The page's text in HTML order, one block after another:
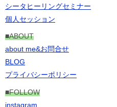
シータヒーリングセミナー
個人セッション
■ABOUT
about me&お問合せ
BLOG
プライバシーポリシー
■FOLLOW
instagram